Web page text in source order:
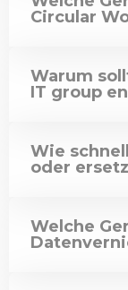
Circular
Warum
IT group
Wie
oder
Welche